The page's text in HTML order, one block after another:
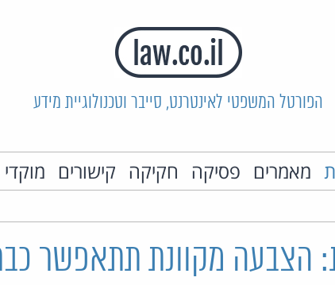
הפורטל המשפטי לאינטרנט, סייבר וטכנולוגיית מידע
מאמרים פסיקה חקיקה קישורים
הצבעה מקוונת תתאפשר